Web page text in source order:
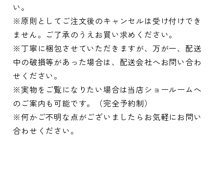
い。
※原則としてご注文後のキャンセルは受け付けでき
ません。ご了承のうえお買い求めください。
※丁寧に梱包させていただきますが、万が一、配送
中の破損等があった場合は、配送会社へお問い合わ
せください。
※実物をご覧になりたい場合は当店ショールームへ
のご案内も可能です。（完全予約制）
※何かご不明な点がございましたらお気軽にお問い
合わせください。